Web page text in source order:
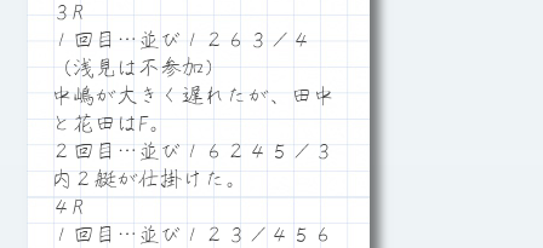
３R
１回目…並び１２６３／４
（浅見は不参加）
中嶋が大きく遅れたが、田中
と花田はF。
２回目…並び１６２４５／３
内２艇が仕掛けた。
４R
１回目…並び１２３／４５６